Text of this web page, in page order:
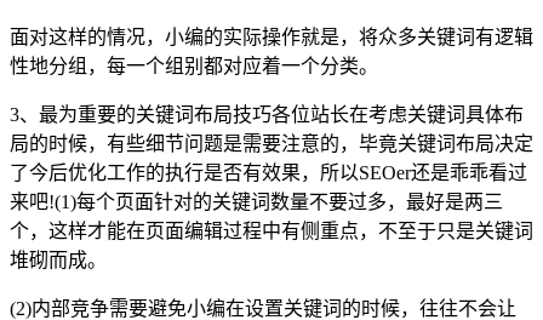
面对这样的情况，小编的实际操作就是，将众多关键词有逻辑
性地分组，每一个组别都对应着一个分类。
3、最为重要的关键词布局技巧各位站长在考虑关键词具体布
局的时候，有些细节问题是需要注意的，毕竟关键词布局决定
了今后优化工作的执行是否有效果，所以SEOer还是乖乖看过
来吧!(1)每个页面针对的关键词数量不要过多，最好是两三
个，这样才能在页面编辑过程中有侧重点，不至于只是关键词
堆砌而成。
(2)内部竞争需要避免小编在设置关键词的时候，往往不会让